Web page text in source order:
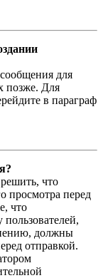
для
позже. Для
в параграф
что
просмотра перед
что
должны
отправкой.